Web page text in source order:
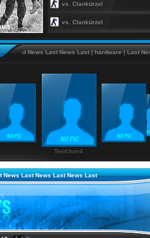
vs. Clankürzel
vs. Clankürzel
News Last News Last| hardware|Last News
TestUser4
News Last News Last News Last